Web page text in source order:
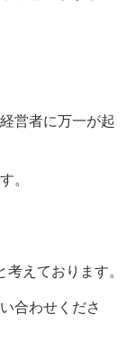
営者に万一が起
。
えております。
合わせくださ